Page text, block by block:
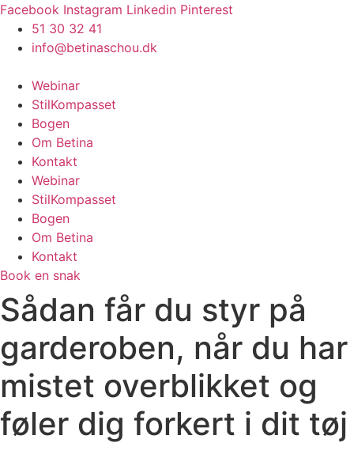
Videre
indhold
Facebook Instagram Linkedin Pinterest
51 30 32 41
info@betinaschou.dk
Webinar
StilKompasset
Bogen
Om Betina
Kontakt
Webinar
StilKompasset
Bogen
Om Betina
Kontakt
Book en snak
Sådan får du styr på
garderoben, når du har
mistet overblikket og
føler dig forkert i dit tøj